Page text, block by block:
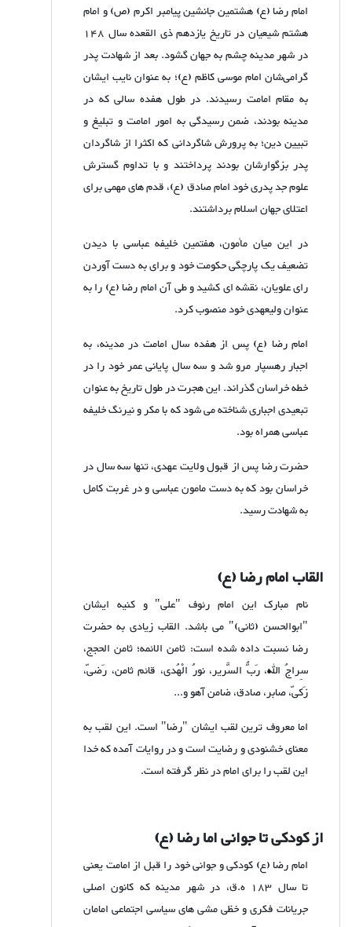
امام رضا (ع) هشتمین جانشین پیامبر اکرم (ص) و امام
هشتم شیعیان در تاریخ یازدهم ذی القعده سال 148
در شهر مدینه چشم به جهان گشود. بعد از شهادت پدر
گرامی‌شان امام موسی کاظم (ع)؛ به عنوان نایب ایشان
به مقام امامت رسیدند. در طول هفده سالی که در
مدینه بودند، ضمن رسیدگی به امور امامت و تبلیغ و
تبیین دین؛ به پرورش شاگردانی که اکثرا از شاگردان
پدر بزگوارشان بودند پرداختند و با تداوم گسترش
علوم جد پدری خود امام صادق (ع)، قدم های مهمی برای
اعتلای جهان اسلام برداشتند.
در این میان مأمون، هفتمین خلیفه عباسی با دیدن
تضعیف یک پارچگی حکومت خود و برای به دست آوردن
رای علویان، نقشه ای کشید و طی آن امام رضا (ع) را به
عنوان ولیعهدی خود منصوب کرد.
امام رضا (ع) پس از هفده سال امامت در مدینه، به
اجبار رهسپار مرو شد و سه سال پایانی عمر خود را در
خطه خراسان گذراند. این هجرت در طول تاریخ به عنوان
تبعیدی اجباری شناخته می شود که با مکر و نیرنگ خلیفه
عباسی همراه بود.
حضرت رضا پس از قبول ولایت عهدی، تنها سه سال در
خراسان بود که به دست مامون عباسی و در غربت کامل
به شهادت رسید.
القاب امام رضا (ع)
نام مبارک این امام رئوف "علی" و کنیه ایشان
"ابوالحسن (ثانی)" می باشد. القاب زیادی به حضرت
رضا نسبت داده شده است: ثامن الائمه؛ ثامن الحجج،
سِراجُ الله، رَبُّ السَّریر، نورُ الْهُدی، قائم ثامن، رَضیّ،
زَکیّ، صابر، صادق، ضامن آهو و...
اما معروف ترین لقب ایشان "رضا" است. این لقب به
معنای خشنودی و رضایت است و در روایات آمده که خدا
این لقب را برای امام در نظر گرفته است.
از کودکی تا جوانی اما رضا (ع)
امام رضا (ع) کودکی و جوانی خود را قبل از امامت یعنی
تا سال 183 ه.ق، در شهر مدینه که کانون اصلی
جریانات فکری و خظی مشی های سیاسی اجتماعی امامان